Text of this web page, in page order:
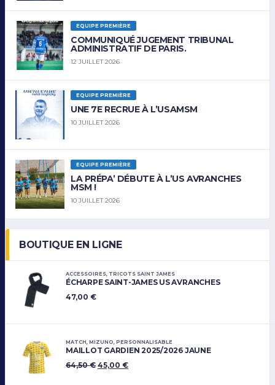
EQUIPE PREMIÈRE
COMMUNIQUÉ JUGEMENT TRIBUNAL
ADMINISTRATIF DE PARIS.
12 JUILLET 2026
EQUIPE PREMIÈRE
UNE 7E RECRUE À L’USAMSM
10 JUILLET 2026
EQUIPE PREMIÈRE
LA PRÉPA’ DÉBUTE À L’US AVRANCHES
MSM !
10 JUILLET 2026
BOUTIQUE EN LIGNE
ACCESSOIRES, TRICOTS SAINT JAMES
ÉCHARPE SAINT-JAMES US AVRANCHES
47,00 €
MATCH, MIZUNO, PERSONNALISABLE
MAILLOT GARDIEN 2025/2026 JAUNE
64,50€ 45,00 €